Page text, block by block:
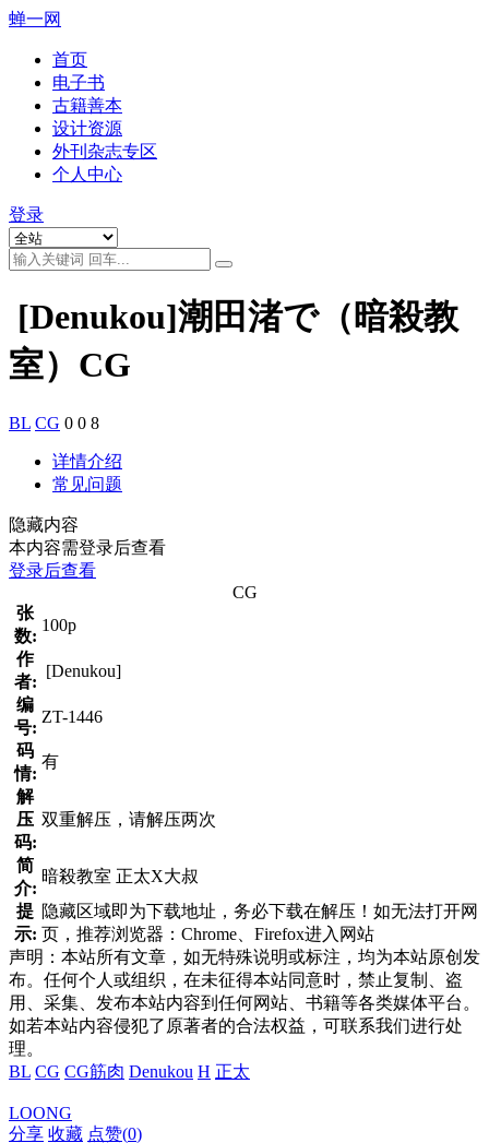
蝉一网
首页
电子书
古籍善本
设计资源
外刊杂志专区
个人中心
登录
[Denukou]潮田渚で（暗殺教
室）CG
BL CG 0 0 8
详情介绍
常见问题
隐藏内容
本内容需登录后查看
登录后查看
CG
张
数:
100p
作
者:
[Denukou]
编
号:
ZT-1446
码
情:
有
解
压
码:
双重解压，请解压两次
简
介:
暗殺教室 正太X大叔
提
示:
隐藏区域即为下载地址，务必下载在解压！如无法打开网
页，推荐浏览器：Chrome、Firefox进入网站
声明：本站所有文章，如无特殊说明或标注，均为本站原创发
布。任何个人或组织，在未征得本站同意时，禁止复制、盗
用、采集、发布本站内容到任何网站、书籍等各类媒体平台。
如若本站内容侵犯了原著者的合法权益，可联系我们进行处
理。
BL CG CG筋肉 Denukou H 正太
LOONG
分享 收藏 点赞(0)